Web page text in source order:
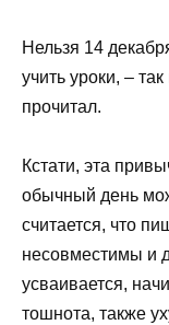
Нельзя 14
учить уроки, –
прочитал.
Кстати, эта
обычный день
считается, что
несовместимы и
усваивается,
тошнота, также